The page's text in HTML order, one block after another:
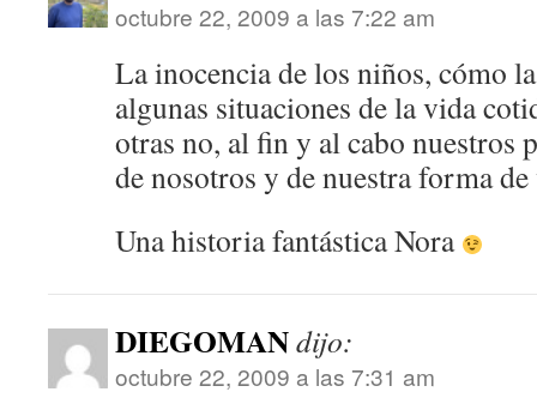
octubre 22, 2009 a las 7:22 am
La inocencia de los niños, cómo
algunas situaciones de la vida
otras no, al fin y al cabo nuestros
de nosotros y de nuestra forma
Una historia fantástica Nora
DIEGOMANdijo:
octubre 22, 2009 a las 7:31 am